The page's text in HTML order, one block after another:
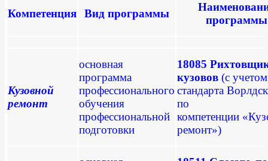
Компетенция Вид программы
программы
Кузовной
ремонт
основная
программа
профессионального
обучения
профессиональной
подготовки
18085
кузовов (с учетом
стандарта
по
компетенции
ремонт»)